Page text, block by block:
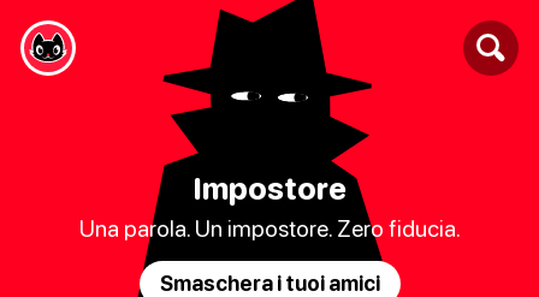
Impostore
Una parola. Un impostore. Zero fiducia.
Smaschera i tuoi amici